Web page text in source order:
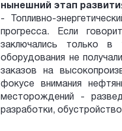
нынешний этап
- Топливно-
прогресса. Если
заключались только
оборудования не
заказов на
фокусе внимания
месторождений -
разработки,